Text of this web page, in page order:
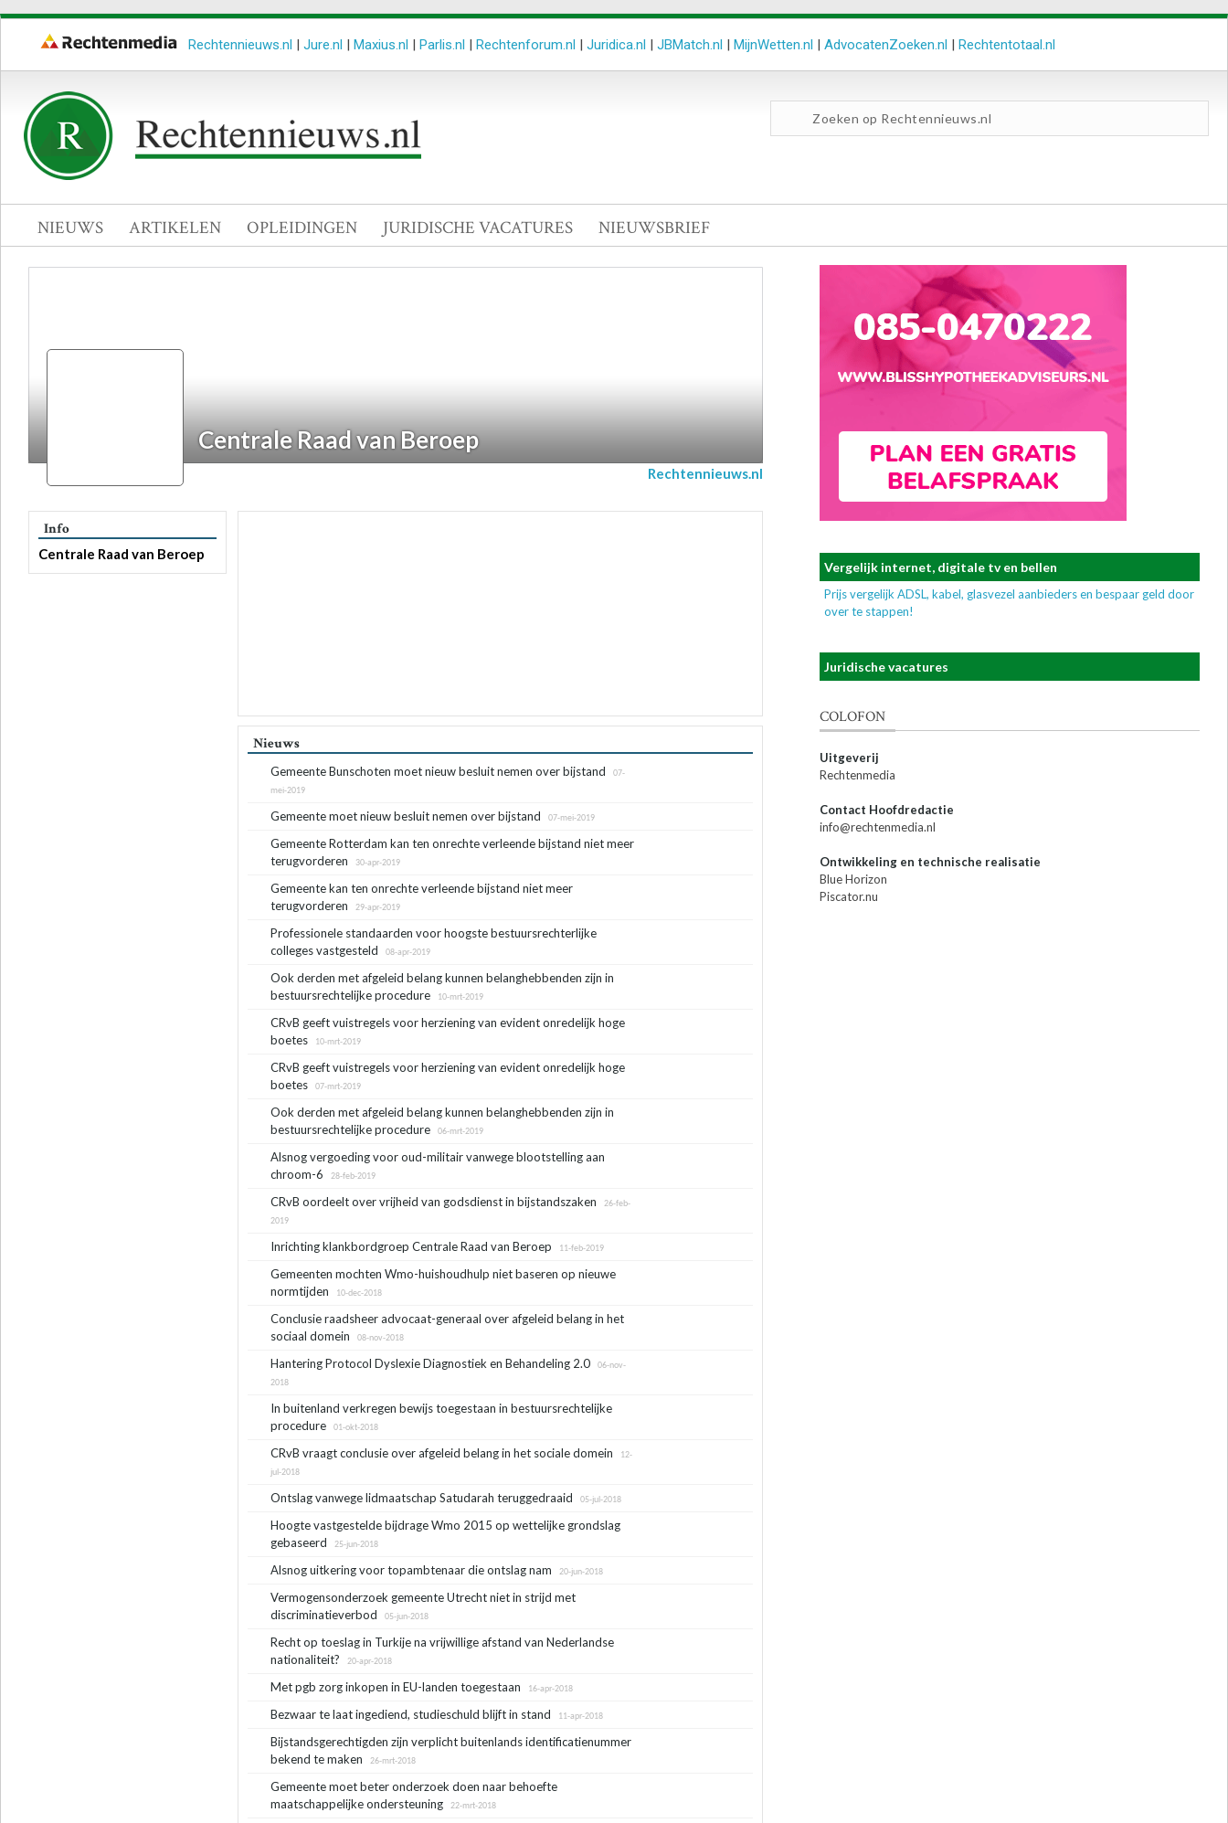
Rechtennieuws.nl | Jure.nl | Maxius.nl | Parlis.nl | Rechtenforum.nl | Juridica.nl | JBMatch.nl | MijnWetten.nl | AdvocatenZoeken.nl | Rechtentotaal.nl
NIEUWS ARTIKELEN OPLEIDINGEN JURIDISCHE VACATURES NIEUWSBRIEF
Centrale Raad van Beroep
Rechtennieuws.nl
Info
Centrale Raad van Beroep
Nieuws
Gemeente Bunschoten moet nieuw besluit nemen over bijstand
07-
mei-2019
Gemeente moet nieuw besluit nemen over bijstand 07-mei-2019
Gemeente Rotterdam kan ten onrechte verleende bijstand niet meer
terugvorderen
30-apr-2019
Gemeente kan ten onrechte verleende bijstand niet meer
terugvorderen
29-apr-2019
Professionele standaarden voor hoogste bestuursrechterlijke
colleges vastgesteld
08-apr-2019
Ook derden met afgeleid belang kunnen belanghebbenden zijn in
bestuursrechtelijke procedure
10-mrt-2019
CRvB geeft vuistregels voor herziening van evident onredelijk hoge
boetes
10-mrt-2019
CRvB geeft vuistregels voor herziening van evident onredelijk hoge
boetes
07-mrt-2019
Ook derden met afgeleid belang kunnen belanghebbenden zijn in
bestuursrechtelijke procedure
06-mrt-2019
Alsnog vergoeding voor oud-militair vanwege blootstelling aan
chroom-6
28-feb-2019
CRvB oordeelt over vrijheid van godsdienst in bijstandszaken
26-feb-
2019
Inrichting klankbordgroep Centrale Raad van Beroep 11-feb-2019
Gemeenten mochten Wmo-huishoudhulp niet baseren op nieuwe
normtijden
10-dec-2018
Conclusie raadsheer advocaat-generaal over afgeleid belang in het
sociaal domein
08-nov-2018
Hantering Protocol Dyslexie Diagnostiek en Behandeling 2.0
06-nov-
2018
In buitenland verkregen bewijs toegestaan in bestuursrechtelijke
procedure
01-okt-2018
CRvB vraagt conclusie over afgeleid belang in het sociale domein
12-
jul-2018
Ontslag vanwege lidmaatschap Satudarah teruggedraaid 05-jul-2018
Hoogte vastgestelde bijdrage Wmo 2015 op wettelijke grondslag
gebaseerd
25-jun-2018
Alsnog uitkering voor topambtenaar die ontslag nam 20-jun-2018
Vermogensonderzoek gemeente Utrecht niet in strijd met
discriminatieverbod
05-jun-2018
Recht op toeslag in Turkije na vrijwillige afstand van Nederlandse
nationaliteit?
20-apr-2018
Met pgb zorg inkopen in EU-landen toegestaan 16-apr-2018
Bezwaar te laat ingediend, studieschuld blijft in stand 11-apr-2018
Bijstandsgerechtigden zijn verplicht buitenlands identificatienummer
bekend te maken
26-mrt-2018
Gemeente moet beter onderzoek doen naar behoefte
maatschappelijke ondersteuning
22-mrt-2018
Vergelijk internet, digitale tv en bellen
Prijs vergelijk ADSL, kabel, glasvezel aanbieders en bespaar geld door
over te stappen!
Juridische vacatures
COLOFON
Uitgeverij
Rechtenmedia
Contact Hoofdredactie
info@rechtenmedia.nl
Ontwikkeling en technische realisatie
Blue Horizon
Piscator.nu